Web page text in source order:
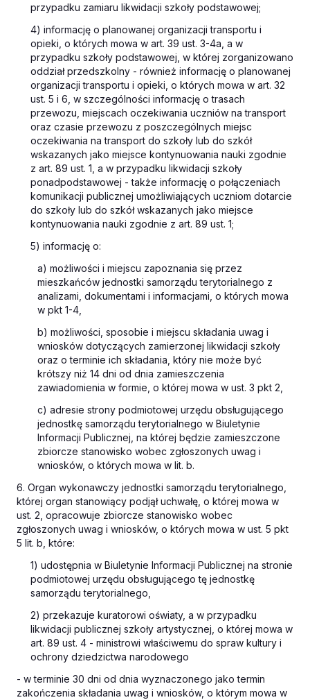
przypadku zamiaru likwidacji szkoły podstawowej;
4) informację o planowanej organizacji transportu i
opieki, o których mowa w art. 39 ust. 3-4a, a w
przypadku szkoły podstawowej, w której zorganizowano
oddział przedszkolny - również informację o planowanej
organizacji transportu i opieki, o których mowa w art. 32
ust. 5 i 6, w szczególności informację o trasach
przewozu, miejscach oczekiwania uczniów na transport
oraz czasie przewozu z poszczególnych miejsc
oczekiwania na transport do szkoły lub do szkół
wskazanych jako miejsce kontynuowania nauki zgodnie
z art. 89 ust. 1, a w przypadku likwidacji szkoły
ponadpodstawowej - także informację o połączeniach
komunikacji publicznej umożliwiających uczniom dotarcie
do szkoły lub do szkół wskazanych jako miejsce
kontynuowania nauki zgodnie z art. 89 ust. 1;
5) informację o:
a) możliwości i miejscu zapoznania się przez
mieszkańców jednostki samorządu terytorialnego z
analizami, dokumentami i informacjami, o których mowa
w pkt 1-4,
b) możliwości, sposobie i miejscu składania uwag i
wniosków dotyczących zamierzonej likwidacji szkoły
oraz o terminie ich składania, który nie może być
krótszy niż 14 dni od dnia zamieszczenia
zawiadomienia w formie, o której mowa w ust. 3 pkt 2,
c) adresie strony podmiotowej urzędu obsługującego
jednostkę samorządu terytorialnego w Biuletynie
Informacji Publicznej, na której będzie zamieszczone
zbiorcze stanowisko wobec zgłoszonych uwag i
wniosków, o których mowa w lit. b.
6. Organ wykonawczy jednostki samorządu terytorialnego,
której organ stanowiący podjął uchwałę, o której mowa w
ust. 2, opracowuje zbiorcze stanowisko wobec
zgłoszonych uwag i wniosków, o których mowa w ust. 5 pkt
5 lit. b, które:
1) udostępnia w Biuletynie Informacji Publicznej na stronie
podmiotowej urzędu obsługującego tę jednostkę
samorządu terytorialnego,
2) przekazuje kuratorowi oświaty, a w przypadku
likwidacji publicznej szkoły artystycznej, o której mowa w
art. 89 ust. 4 - ministrowi właściwemu do spraw kultury i
ochrony dziedzictwa narodowego
- w terminie 30 dni od dnia wyznaczonego jako termin
zakończenia składania uwag i wniosków, o którym mowa w